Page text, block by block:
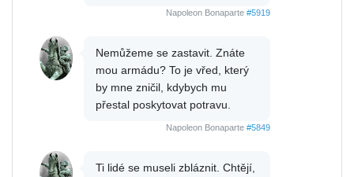
Napoleon Bonaparte #5919
Nemůžeme se zastavit. Znáte
mou armádu? To je vřed, který
by mne zničil, kdybych mu
přestal poskytovat potravu.
Napoleon Bonaparte #5849
Ti lidé se museli zbláznit. Chtějí,